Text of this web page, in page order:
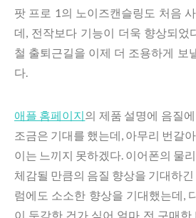
팟 프로 1의 노이즈캔슬링도 처음
데, 전작보다 기능이 더욱 향상되었
철 출퇴근길을 이제 더 조용하게 보
다.
애플 홈페이지의 제품 설명에 음질
조금은 기대를 했는데, 아무리 번갈
이는 느끼지 못하겠다. 이어폰의 물
체감될 만큼의 음질 향상을 기대하
럼에도 소소한 향상을 기대했는데,
이 둔감한 건가 싶어 얼마 전 구매한